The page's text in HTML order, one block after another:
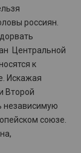
россиян.
Центральной
к
Искажая
Второй
независимую
союзе.